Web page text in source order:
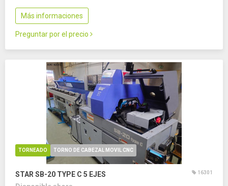
Más informaciones
Preguntar por el precio
TORNEADO TORNO DE CABEZAL MOVIL CNC
STAR SB-20 TYPE C 5 EJES 16301